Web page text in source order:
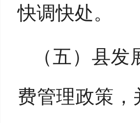
快调快处。
（五）县
费管理政策